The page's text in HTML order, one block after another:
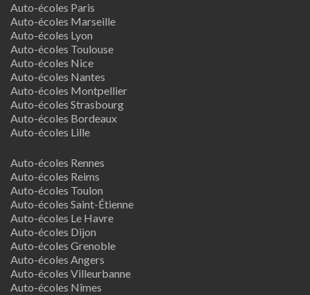
Auto-écoles Paris
Auto-écoles Marseille
Auto-écoles Lyon
Auto-écoles Toulouse
Auto-écoles Nice
Auto-écoles Nantes
Auto-écoles Montpellier
Auto-écoles Strasbourg
Auto-écoles Bordeaux
Auto-écoles Lille
Auto-écoles Rennes
Auto-écoles Reims
Auto-écoles Toulon
Auto-écoles Saint-Étienne
Auto-écoles Le Havre
Auto-écoles Dijon
Auto-écoles Grenoble
Auto-écoles Angers
Auto-écoles Villeurbanne
Auto-écoles Nîmes